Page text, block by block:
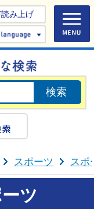
み上げ
Select
スポーツ スポ
ツ